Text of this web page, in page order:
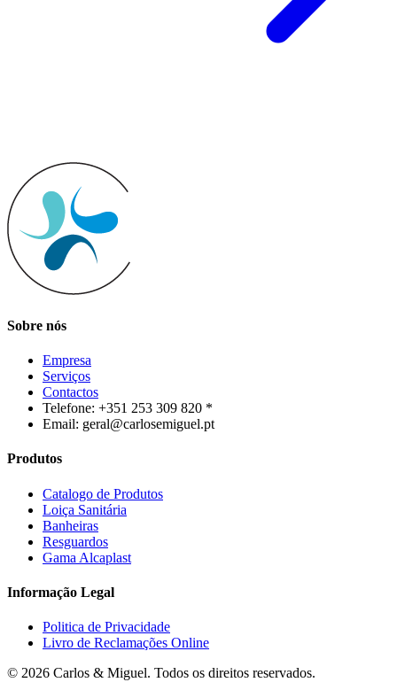
Sobre nós
Empresa
Serviços
Contactos
Telefone: +351 253 309 820 *
Email: geral@carlosemiguel.pt
Produtos
Catalogo de Produtos
Loiça Sanitária
Banheiras
Resguardos
Gama Alcaplast
Informação Legal
Politica de Privacidade
Livro de Reclamações Online
© 2026 Carlos & Miguel. Todos os direitos reservados.